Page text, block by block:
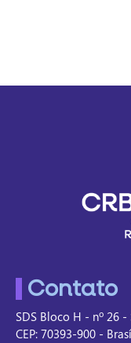
Contato
SDS Bloco H - nº 26
CEP: 70393-900 -